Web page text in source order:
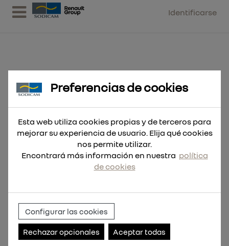
Identificarse
Brocas SDS-Max para químicos
24x600
Preferencias de cookies
Esta web utiliza cookies propias y de terceros para
mejorar su experiencia de usuario. Elija qué cookies
nos permite utilizar.
Encontrará más información en nuestra política
de cookies
Configurar las cookies
Rechazar opcionales Aceptar todas